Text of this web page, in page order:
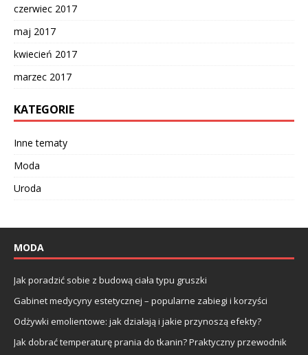
czerwiec 2017
maj 2017
kwiecień 2017
marzec 2017
KATEGORIE
Inne tematy
Moda
Uroda
MODA
Jak poradzić sobie z budową ciała typu gruszki
Gabinet medycyny estetycznej – popularne zabiegi i korzyści
Odżywki emolientowe: jak działają i jakie przynoszą efekty?
Jak dobrać temperaturę prania do tkanin? Praktyczny przewodnik